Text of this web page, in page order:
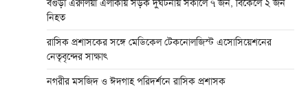
বগুড়া এরুলিয়া এলাকায় সড়ক দুর্ঘট্নায় সকালে ৭ জন, বিকেলে ২ জন
নিহত
রাসিক প্রশাসকের সঙ্গে মেডিকেল টেকনোলজিস্ট এসোসিয়েশনের
নেতৃবৃন্দের সাক্ষাৎ
নগরীর মসজিদ ও ঈদগাহ পরিদর্শনে রাসিক প্রশাসক